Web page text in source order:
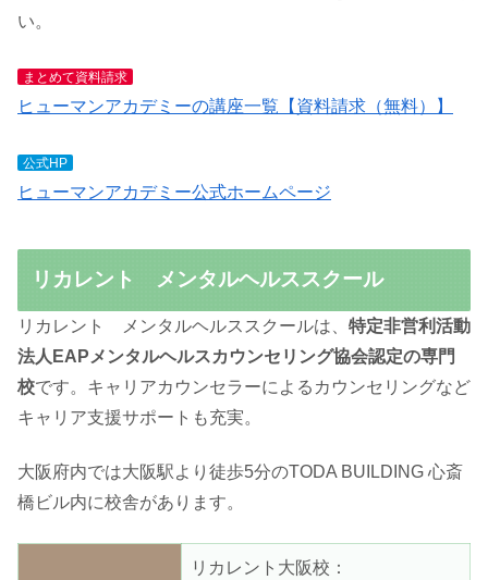
い。
まとめて資料請求
ヒューマンアカデミーの講座一覧【資料請求（無料）】
公式HP
ヒューマンアカデミー公式ホームページ
リカレント メンタルヘルススクール
リカレント メンタルヘルススクールは、 特定非営利活動
法人EAPメンタルヘルスカウンセリング協会認定の専門
校です。キャリアカウンセラーによるカウンセリングなど
キャリア支援サポートも充実。
大阪府内では大阪駅より徒歩5分のTODA BUILDING 心斎
橋ビル内に校舎があります。
リカレント大阪校：